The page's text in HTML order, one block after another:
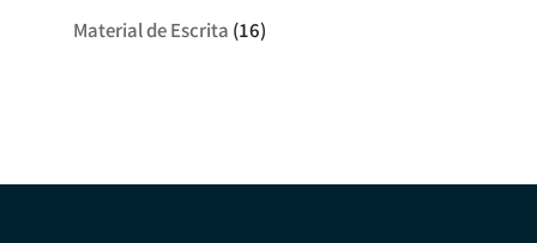
Material de Escrita (16)